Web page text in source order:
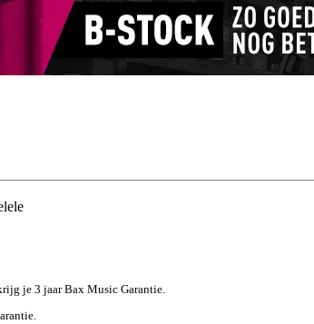
je 3 jaar Bax Music Garantie.